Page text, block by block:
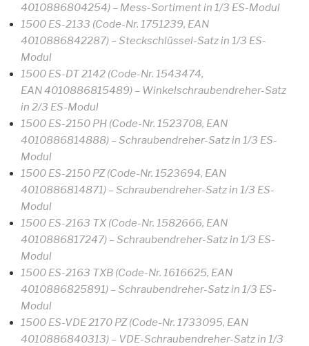
4010886804254) – Mess-Sortiment in 1/3 ES-Modul
1500 ES-2133 (Code-Nr. 1751239, EAN
4010886842287) – Steckschlüssel-Satz in 1/3 ES-
Modul
1500 ES-DT 2142 (Code-Nr. 1543474,
EAN 4010886815489) – Winkelschraubendreher-Satz
in 2/3 ES-Modul
1500 ES-2150 PH (Code-Nr. 1523708, EAN
4010886814888) – Schraubendreher-Satz in 1/3 ES-
Modul
1500 ES-2150 PZ (Code-Nr. 1523694, EAN
4010886814871) – Schraubendreher-Satz in 1/3 ES-
Modul
1500 ES-2163 TX (Code-Nr. 1582666, EAN
4010886817247) – Schraubendreher-Satz in 1/3 ES-
Modul
1500 ES-2163 TXB (Code-Nr. 1616625, EAN
4010886825891) – Schraubendreher-Satz in 1/3 ES-
Modul
1500 ES-VDE 2170 PZ (Code-Nr. 1733095, EAN
4010886840313) – VDE-Schraubendreher-Satz in 1/3